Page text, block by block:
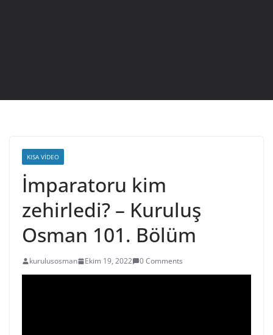
KISA VIDEO
İmparatoru kim
zehirledi? – Kuruluş
Osman 101. Bölüm
kurulusosman Ekim 19, 2022 0 Comments